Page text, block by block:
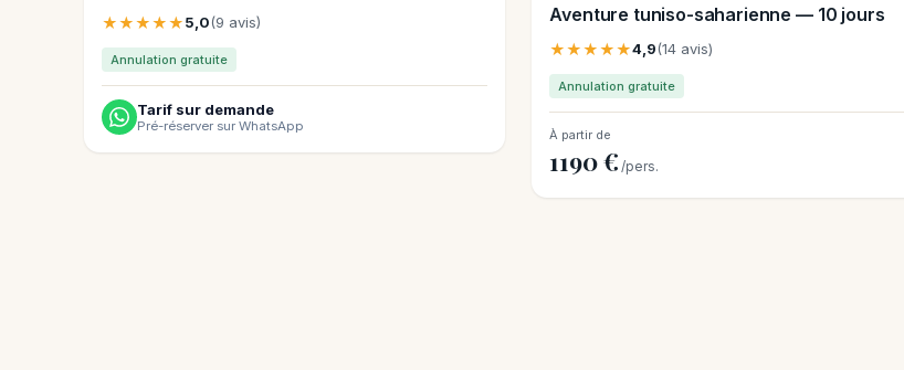
★★★★★5,0(9 avis)
Annulation gratuite
Tarif sur demande
Pré-réserver sur WhatsApp
Aventure tuniso-saharienne — 10 jours
★★★★★4,9(14 avis)
Annulation gratuite
À partir de
1190 € /pers.